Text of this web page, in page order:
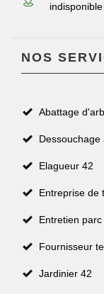
indisponible
NOS
Abattage
Elagueur 42
Entreprise de
Entretien
Fournisseur
Jardinier 42